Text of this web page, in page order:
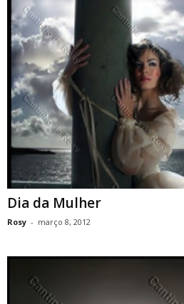
Dia da Mulher
Rosy - março 8, 2012